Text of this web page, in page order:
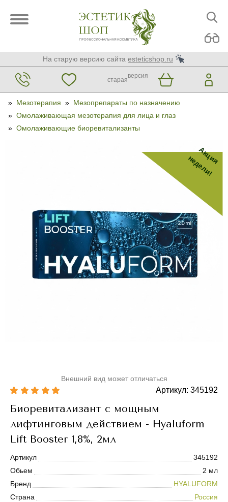
На старую версию сайта esteticshop.ru
старая
версия
» Мезотерапия » Мезопрепараты по назначению
» Омолаживающая мезотерапия для лица и глаз
» Омолаживающие биоревитализанты
Акция
недели!
Внешний вид может отличаться
Артикул: 345192
Биоревитализант с мощным
лифтинговым действием - Hyaluform
Lift Booster 1,8%, 2мл
Артикул
345192
Обьем
2 мл
Бренд
HYALUFORM
Страна
Россия